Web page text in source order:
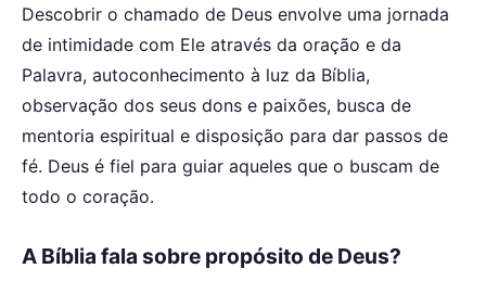
Descobrir o chamado de Deus envolve uma jornada
de intimidade com Ele através da oração e da
Palavra, autoconhecimento à luz da Bíblia,
observação dos seus dons e paixões, busca de
mentoria espiritual e disposição para dar passos de
fé. Deus é fiel para guiar aqueles que o buscam de
todo o coração.
A Bíblia fala sobre propósito de Deus?